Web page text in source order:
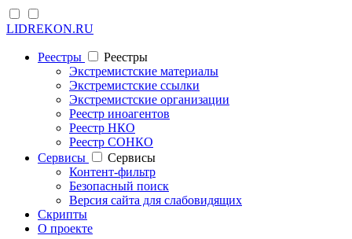
LIDREKON.RU
Реестры
Реестры
Экстремистские материалы
Экстремистские ссылки
Экстремистские организации
Реестр иноагентов
Реестр НКО
Реестр СОНКО
Cервисы
Cервисы
Контент-фильтр
Безопасный поиск
Версия сайта для слабовидящих
Скрипты
О проекте